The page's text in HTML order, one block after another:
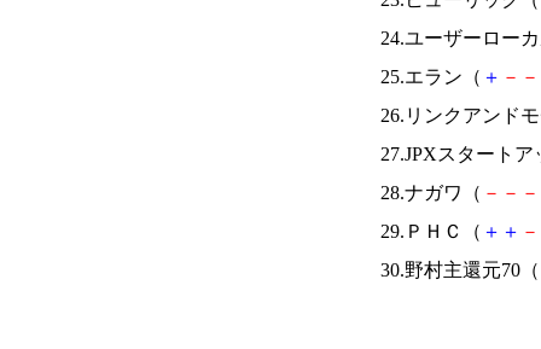
24.ユーザーロー
25.エラン（ ＋ － －
26.リンクアンド
27.JPXスタート
28.ナガワ（ － － －
29.ＰＨＣ（ ＋ ＋ －
30.野村主還元70（